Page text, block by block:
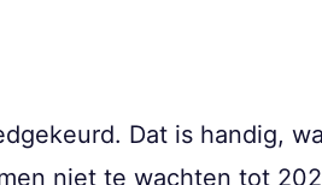
Dat is handig,
niet te wachten tot